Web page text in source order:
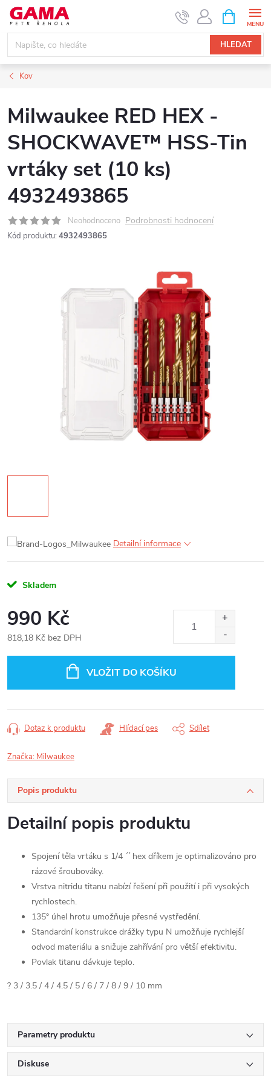
Přejít
obsah
HLEDAT
NÁKUPNÍ
KOŠÍK
Kov
Milwaukee RED HEX -
SHOCKWAVE™ HSS-Tin
vrtáky set (10 ks)
4932493865
Neohodnoceno Podrobnosti hodnocení
Kód produktu: 4932493865
Detailní informace
Skladem
990 Kč
818,18 Kč bez DPH
VLOŽIT DO KOŠÍKU
Dotaz k produktu Hlídací pes Sdílet
Značka: Milwaukee
Popis produktu
Detailní popis produktu
Spojení těla vrtáku s 1/4 ´´ hex dříkem je optimalizováno pro
rázové šroubováky.
Vrstva nitridu titanu nabízí řešení při použití i při vysokých
rychlostech.
135° úhel hrotu umožňuje přesné vystředění.
Standardní konstrukce drážky typu N umožňuje rychlejší
odvod materiálu a snižuje zahřívání pro větší efektivitu.
Povlak titanu dávkuje teplo.
? 3 / 3.5 / 4 / 4.5 / 5 / 6 / 7 / 8 / 9 / 10 mm
Parametry produktu
Diskuse